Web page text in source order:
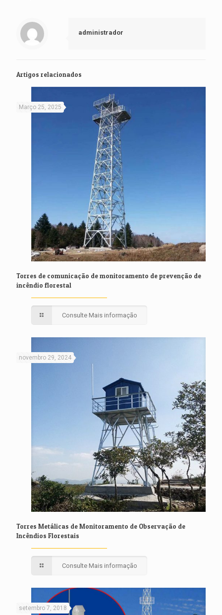
administrador
Artigos relacionados
Março 25, 2025
Torres de comunicação de monitoramento de prevenção de
incêndio florestal
Consulte Mais informação
novembro 29, 2024
Torres Metálicas de Monitoramento de Observação de
Incêndios Florestais
Consulte Mais informação
setembro 7, 2018